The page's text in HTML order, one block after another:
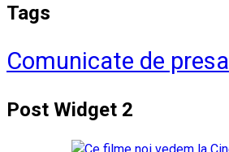
Tags
Comunicate de presa
Post Widget 2